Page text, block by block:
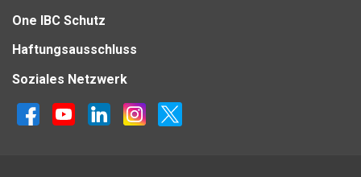
One IBC Schutz
Haftungsausschluss
Soziales Netzwerk